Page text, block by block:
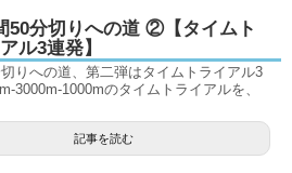
50分切りへの道 ②【タイムト
ル3連発】
りへの道、第二弾はタイムトライアル3
3000m-1000mのタイムトライアルを、
記事を読む